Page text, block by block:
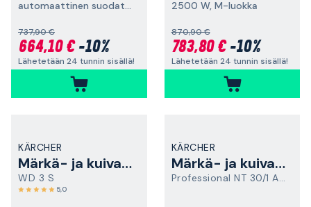
automaattinen suodattimen puhdistus, 1200 W, L-luokka
737,90 €
664,10 €-10%
Lähetetään 24 tunnin sisällä!
2500 W, M-luokka
870,90 €
783,80 €-10%
Lähetetään 24 tunnin sisällä!
KÄRCHER
Märkä- ja kuivaimuri
WD 3 S
5,0
KÄRCHER
Märkä- ja kuivaimuri
Professional NT 30/1 AP L